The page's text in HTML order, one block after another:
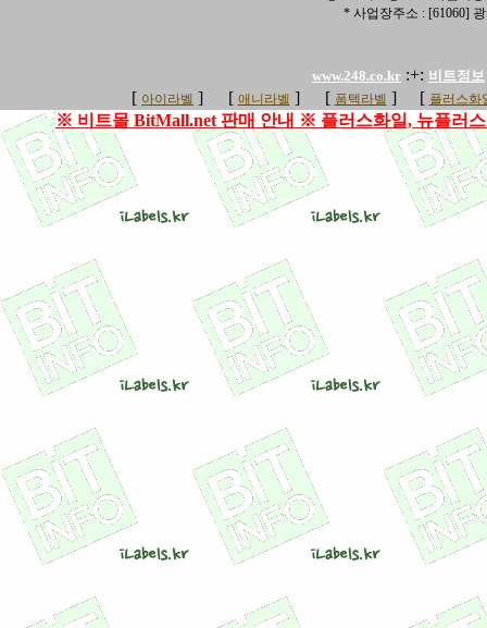
* 사업장주소 : [61060]
www.248.co.kr :+: 비트정보
[ 아이라벨 ] [ 애니라벨 ] [ 폼텍라벨 ] [ 플러스화
※ 비트몰 BitMall.net 판매 안내 ※ 플러스화일, 뉴플러